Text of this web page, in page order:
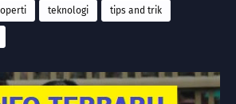
teknologi tips and trik